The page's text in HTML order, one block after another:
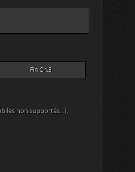
Fin Ch.3
non supportés…),